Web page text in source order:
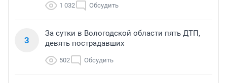
1 032 Обсудить
3
За сутки в Вологодской области пять ДТП,
девять пострадавших
502 Обсудить